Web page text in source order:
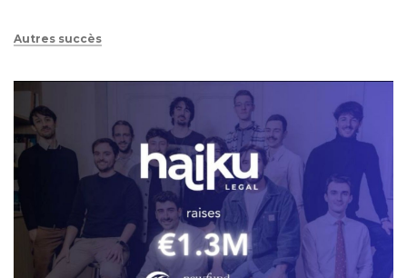
Autres succès